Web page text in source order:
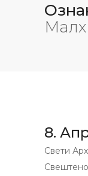
Малх
8.
Свети